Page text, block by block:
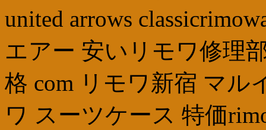
united arrows
エアー 安いリモワ修理
格 com リモワ新宿 マル
ワ スーツケース 特価